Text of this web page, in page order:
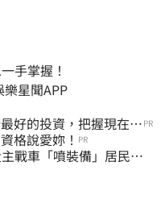
手掌握！
刻下載娛樂星聞APP
好的投資，把握現在不 PR
格說愛妳！ PR
戰車「噴裝備」居民撿